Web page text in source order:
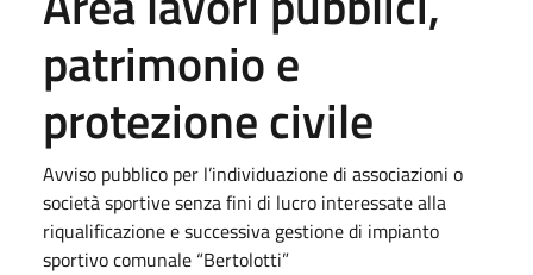
patrimonio e
protezione civile
Avviso pubblico per l’individuazione di associazioni o
società sportive senza fini di lucro interessate alla
riqualificazione e successiva gestione di impianto
sportivo comunale “Bertolotti”